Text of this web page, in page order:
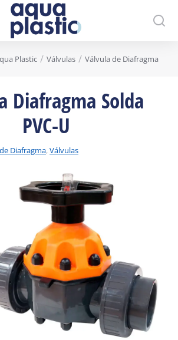
Plastic Válvulas Válvula de Diafragma
Diafragma Solda
PVC-U
Diafragma, Válvulas